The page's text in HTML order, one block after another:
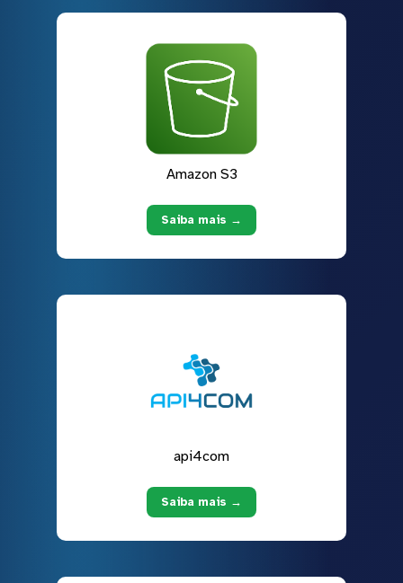
Amazon S3
Saiba mais →
api4com
Saiba mais →